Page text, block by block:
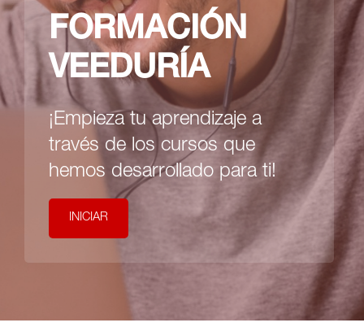
FORMACIÓN
VEEDURÍA
¡Empieza tu aprendizaje a
través de los cursos que
hemos desarrollado para ti!
INICIAR